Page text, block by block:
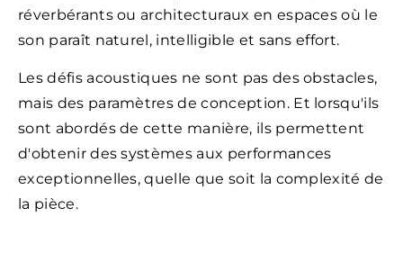
réverbérants ou architecturaux en espaces où le
son paraît naturel, intelligible et sans effort.
Les défis acoustiques ne sont pas des obstacles,
mais des paramètres de conception. Et lorsqu'ils
sont abordés de cette manière, ils permettent
d'obtenir des systèmes aux performances
exceptionnelles, quelle que soit la complexité de
la pièce.